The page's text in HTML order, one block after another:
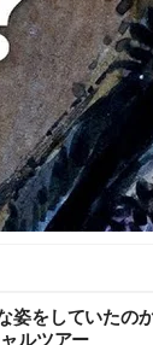
姿をしていたの
ルツアー